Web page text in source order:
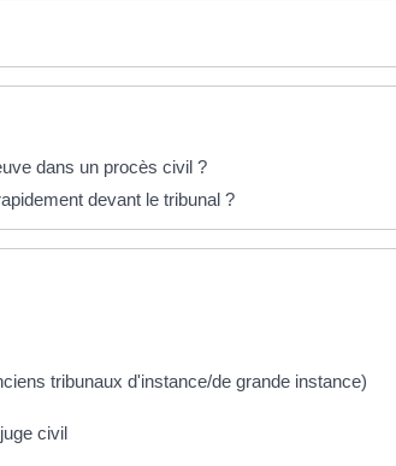
dans un procès civil ?
devant le tribunal ?
tribunaux d'instance/de grande instance)
civil